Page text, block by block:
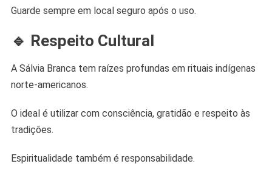
Guarde sempre em local seguro após o uso.
🔹 Respeito Cultural
A Sálvia Branca tem raízes profundas em rituais indígenas
norte-americanos.
O ideal é utilizar com consciência, gratidão e respeito às
tradições.
Espiritualidade também é responsabilidade.